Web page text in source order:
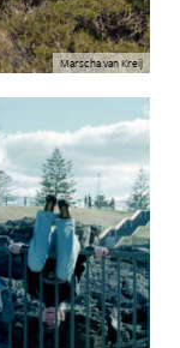
Marscha van Kreij